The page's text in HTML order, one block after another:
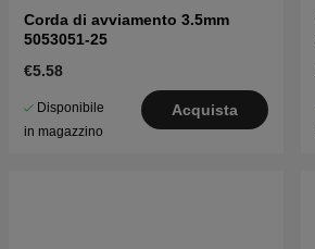
Corda di avviamento 3.5mm
5053051-25
€5.58
Disponibile
in magazzino
Acquista